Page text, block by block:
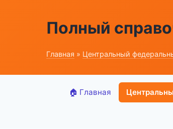
Полный
Главная » Центральный
🏠 Главная